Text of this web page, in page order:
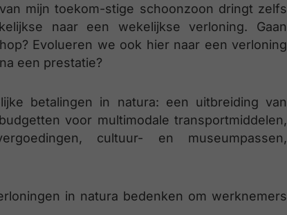
mijn toekom-stige schoonzoon dringt zelfs
naar een wekelijkse verloning. Gaan
Evolueren we ook hier naar een verloning
een prestatie?
betalingen in natura: een uitbreiding van
voor multimodale transportmiddelen,
cultuur- en museumpassen,
in natura bedenken om werk­nemers